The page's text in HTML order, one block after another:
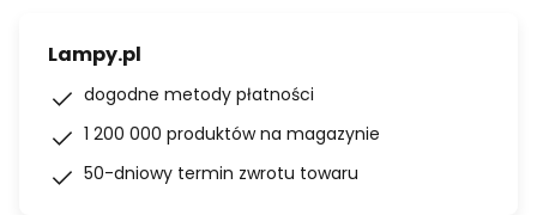
Lampy.pl
dogodne metody płatności
1 200 000 produktów na magazynie
50-dniowy termin zwrotu towaru